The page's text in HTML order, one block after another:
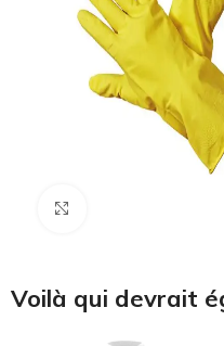
Voilà qui devrait